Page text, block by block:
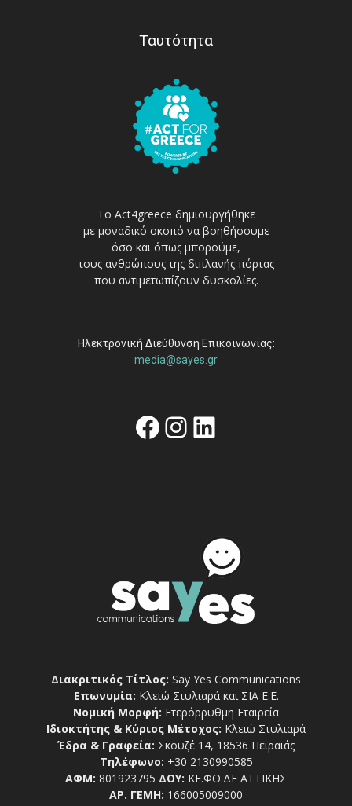
Ταυτότητα
Το Act4greece δημιουργήθηκε
με μοναδικό σκοπό να βοηθήσουμε
όσο και όπως μπορούμε,
τους ανθρώπους της διπλανής πόρτας
που αντιμετωπίζουν δυσκολίες.
Ηλεκτρονική Διεύθυνση Επικοινωνίας:
media@sayes.gr
Facebook
Instagram
Linkedin
Διακριτικός Τίτλος: Say Yes Communications
Επωνυμία: Κλειώ Στυλιαρά και ΣΙΑ Ε.Ε.
Νομική Μορφή: Ετερόρρυθμη Εταιρεία
Ιδιοκτήτης & Κύριος Μέτοχος: Κλειώ Στυλιαρά
Έδρα & Γραφεία: Σκουζέ 14, 18536 Πειραιάς
Τηλέφωνο: +30 2130990585
ΑΦΜ: 801923795 ΔΟΥ: ΚΕ.ΦΟ.ΔΕ ΑΤΤΙΚΗΣ
ΑΡ. ΓΕΜΗ: 166005009000